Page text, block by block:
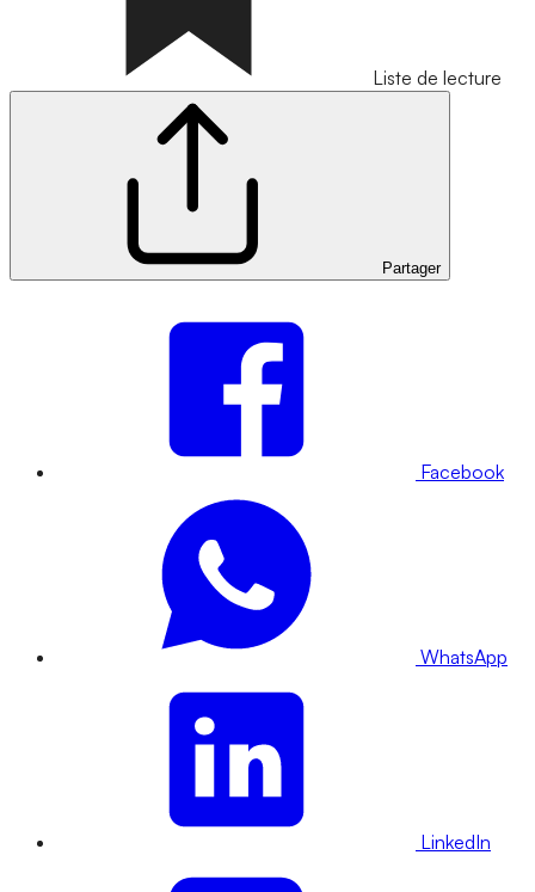
Liste de lecture
Partager
Facebook
WhatsApp
LinkedIn